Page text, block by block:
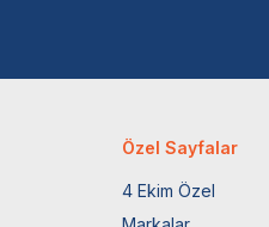
Özel Sayfalar
4 Ekim Özel